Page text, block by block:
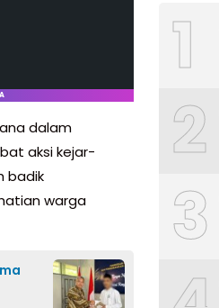
dalam
aksi kejar-
badik
warga
1
2
3